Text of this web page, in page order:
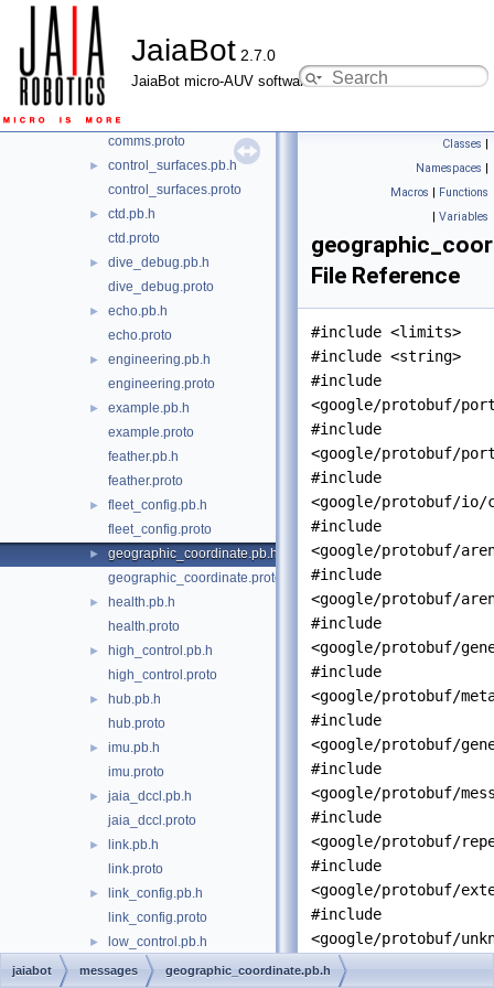
JaiaBot 2.7.0
JaiaBot micro-AUV software
►
bounds.proto
►
► comms.pb.h
comms.proto
►
control_surfaces.pb.h
control_surfaces.proto
►
ctd.pb.h
ctd.proto
►
dive_debug.pb.h
dive_debug.proto
►
echo.pb.h
echo.proto
►
engineering.pb.h
engineering.proto
►
example.pb.h
example.proto
feather.pb.h
feather.proto
►
fleet_config.pb.h
fleet_config.proto
►
geographic_coordinate.pb.h
geographic_coordinate.proto
►
health.pb.h
health.proto
►
high_control.pb.h
high_control.proto
►
hub.pb.h
hub.proto
►
imu.pb.h
imu.proto
►
jaia_dccl.pb.h
jaia_dccl.proto
►
link.pb.h
link.proto
►
link_config.pb.h
link_config.proto
►
low_control.pb.h
low_control.proto
Classes |
Namespaces |
Macros | Functions
| Variables
File Reference
#include <limits>
#include <string>
#include
<google/protobuf/
#include
<google/protobuf/
#include
<google/protobuf/io/
#include
<google/protobuf/
#include
<google/protobuf/
#include
<google/protobuf/
#include
<google/protobuf/
#include
<google/protobuf/
#include
<google/protobuf/
#include
<google/protobuf/
#include
<google/protobuf/
#include
<google/protobuf/
#include
jaiabot messages geographic_coordinate.pb.h